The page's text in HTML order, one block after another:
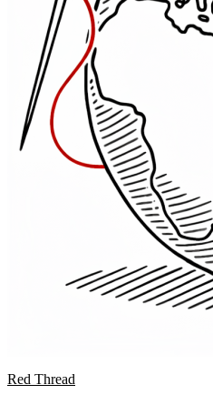
Red Thread